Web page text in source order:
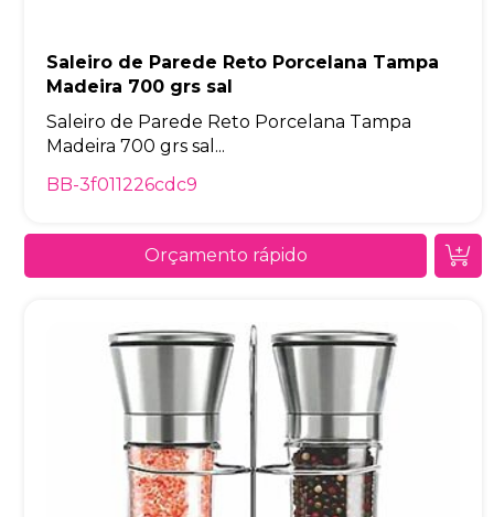
Saleiro de Parede Reto Porcelana Tampa
Madeira 700 grs sal
Saleiro de Parede Reto Porcelana Tampa
Madeira 700 grs sal...
BB-3f011226cdc9
Orçamento rápido